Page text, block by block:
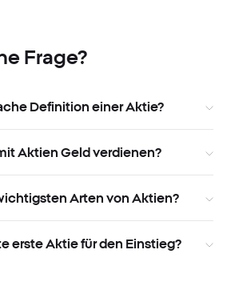
Frage?
Definition einer Aktie?
Aktien Geld verdienen?
Arten von Aktien?
erste Aktie für den Einstieg?